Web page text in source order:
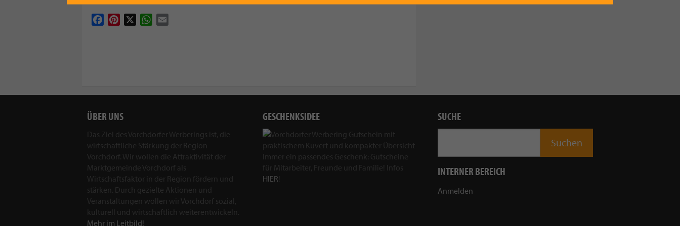
FacebookPinterest WhatsApp
ÜBER UNS
Das Ziel des Vorchdorfer Werberings ist, die
wirtschaftliche Stärkung der Region
Vorchdorf. Wir wollen die Attraktivität der
Marktgemeinde Vorchdorf als
Wirtschaftsfaktor in der Region fördern und
stärken. Durch gezielte Aktionen und
Veranstaltungen wollen wir Vorchdorf sozial,
kulturell und wirtschaftlich weiterentwickeln.
Mehr im Leitbild!
GESCHENKSIDEE
Immer ein passendes Geschenk: Gutscheine
für Mitarbeiter, Freunde und Familie! Infos
HIER!
SUCHE
INTERNER BEREICH
Anmelden